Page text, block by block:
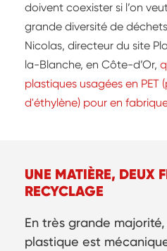
doivent coexister si l’on
grande diversité de
Nicolas, directeur du site
la-Blanche, en Côte-d’Or,
plastiques usagées en
d'éthylène) pour en
UNE MATIÈRE, DEUX
RECYCLAGE
En très grande
plastique est